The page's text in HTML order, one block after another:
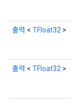
출력 < TFloat32 >
출력 < TFloat32 >